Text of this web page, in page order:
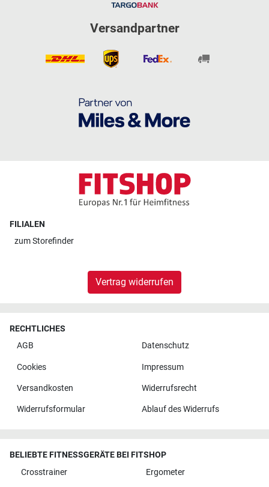
Versandpartner
FILIALEN
zumStorefinder
Vertrag widerrufen
RECHTLICHES
AGB
Datenschutz
Cookies Impressum
Versandkosten Widerrufsrecht
Widerrufsformular Ablauf des Widerrufs
BELIEBTE FITNESSGERÄTE BEI FITSHOP
Crosstrainer
Ergometer